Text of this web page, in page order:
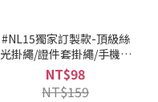
#NL15獨家訂製款-頂級絲
光掛繩/證件套掛繩/手機掛
繩 - 白
NT$98
NT$159